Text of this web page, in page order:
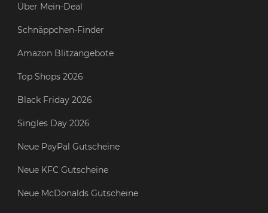
Über Mein-Deal
Schnäppchen-Finder
Amazon Blitzangebote
Top Shops 2026
Black Friday 2026
Singles Day 2026
Neue PayPal Gutscheine
Neue KFC Gutscheine
Neue McDonalds Gutscheine